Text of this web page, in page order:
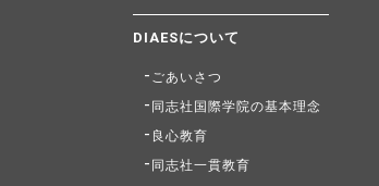
DIAESについて
ごあいさつ
同志社国際学院の基本理念
良心教育
同志社一貫教育